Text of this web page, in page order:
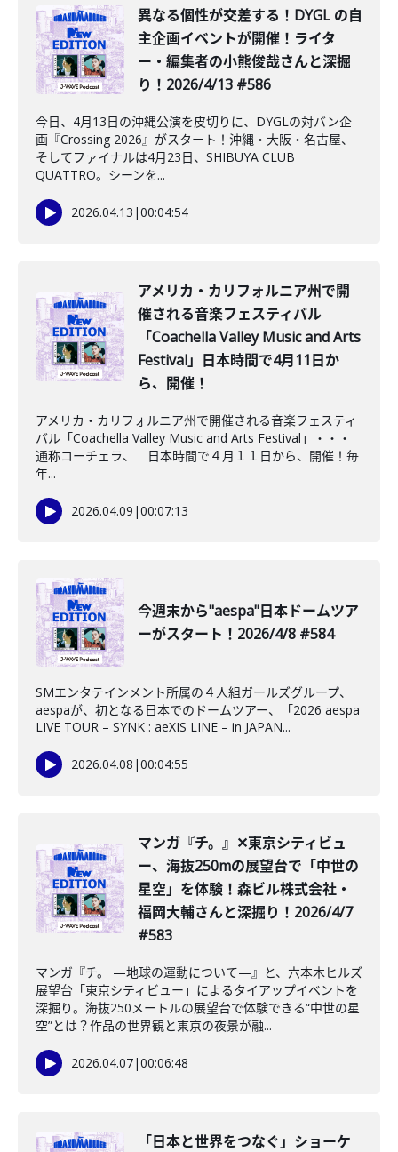
異なる個性が交差する！DYGL の自
主企画イベントが開催！ライタ
ー・編集者の小熊俊哉さんと深掘
り！2026/4/13 #586
今日、4月13日の沖縄公演を皮切りに、DYGLの対バン企
画『Crossing 2026』がスタート！沖縄・大阪・名古屋、
そしてファイナルは4月23日、SHIBUYA CLUB
QUATTRO。シーンを...
2026.04.13 |00:04:54
アメリカ・カリフォルニア州で開
催される音楽フェスティバル
「Coachella Valley Music and Arts
Festival」日本時間で4月11日か
ら、開催！
アメリカ・カリフォルニア州で開催される音楽フェスティ
バル「Coachella Valley Music and Arts Festival」・・・
通称コーチェラ、 日本時間で４月１１日から、開催！毎
年...
2026.04.09 |00:07:13
今週末から"aespa"日本ドームツア
ーがスタート！2026/4/8 #584
SMエンタテインメント所属の４人組ガールズグループ、
aespaが、初となる日本でのドームツアー、「2026 aespa
LIVE TOUR – SYNK : aeXIS LINE – in JAPAN...
2026.04.08 |00:04:55
️マンガ『チ。』✕東京シティビュ
ー、海抜250mの展望台で「中世の
星空」を体験！森ビル株式会社・
福岡大輔さんと深掘り！2026/4/7
#583
マンガ『チ。 —地球の運動について—』と、六本木ヒルズ
展望台「東京シティビュー」によるタイアップイベントを
深掘り。海抜250メートルの展望台で体験できる“中世の星
空”とは？作品の世界観と東京の夜景が融...
2026.04.07|00:06:48
「日本と世界をつなぐ」ショーケ